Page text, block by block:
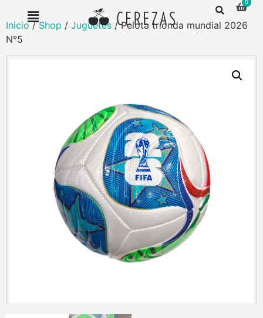
Inicio/Shop / Juguetes / Pelota trionda mundial 2026
N°5